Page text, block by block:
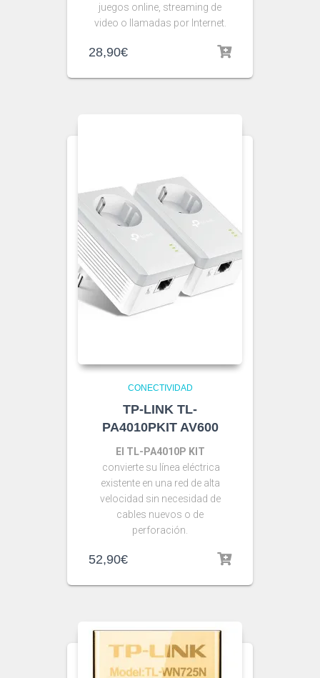
juegos online, streaming de
video o llamadas por Internet.
28,90€
CONECTIVIDAD
TP-LINK TL-
PA4010PKIT AV600
El TL-PA4010P KIT
convierte su línea eléctrica
existente en una red de alta
velocidad sin necesidad de
cables nuevos o de
perforación.
52,90€